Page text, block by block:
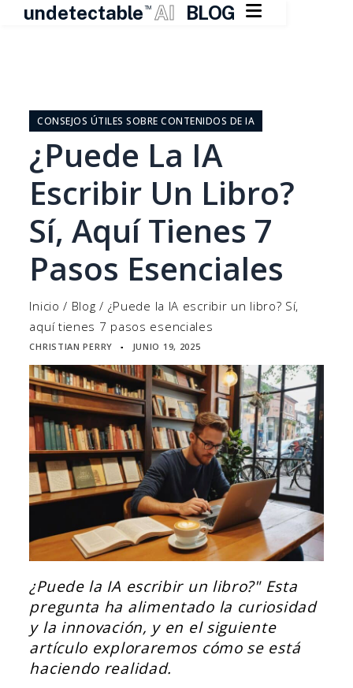
undetectable TM AI BLOG 
contenidoCONSEJOS ÚTILES SOBRE CONTENIDOS DE IA
¿Puede La IA
Escribir Un Libro?
Sí, Aquí Tienes 7
Pasos Esenciales
Inicio / Blog / ¿Puede la IA escribir un libro? Sí,
aquí tienes 7 pasos esenciales
CHRISTIAN PERRY ▪ JUNIO 19, 2025
¿Puede la IA escribir un libro?" Esta
pregunta ha alimentado la curiosidad
y la innovación, y en el siguiente
artículo exploraremos cómo se está
haciendo realidad.